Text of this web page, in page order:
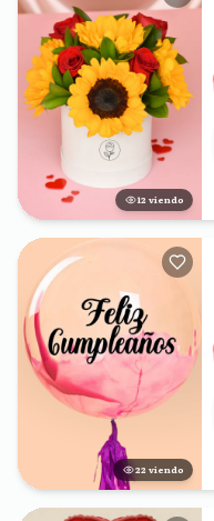
12 viendo
22 viendo